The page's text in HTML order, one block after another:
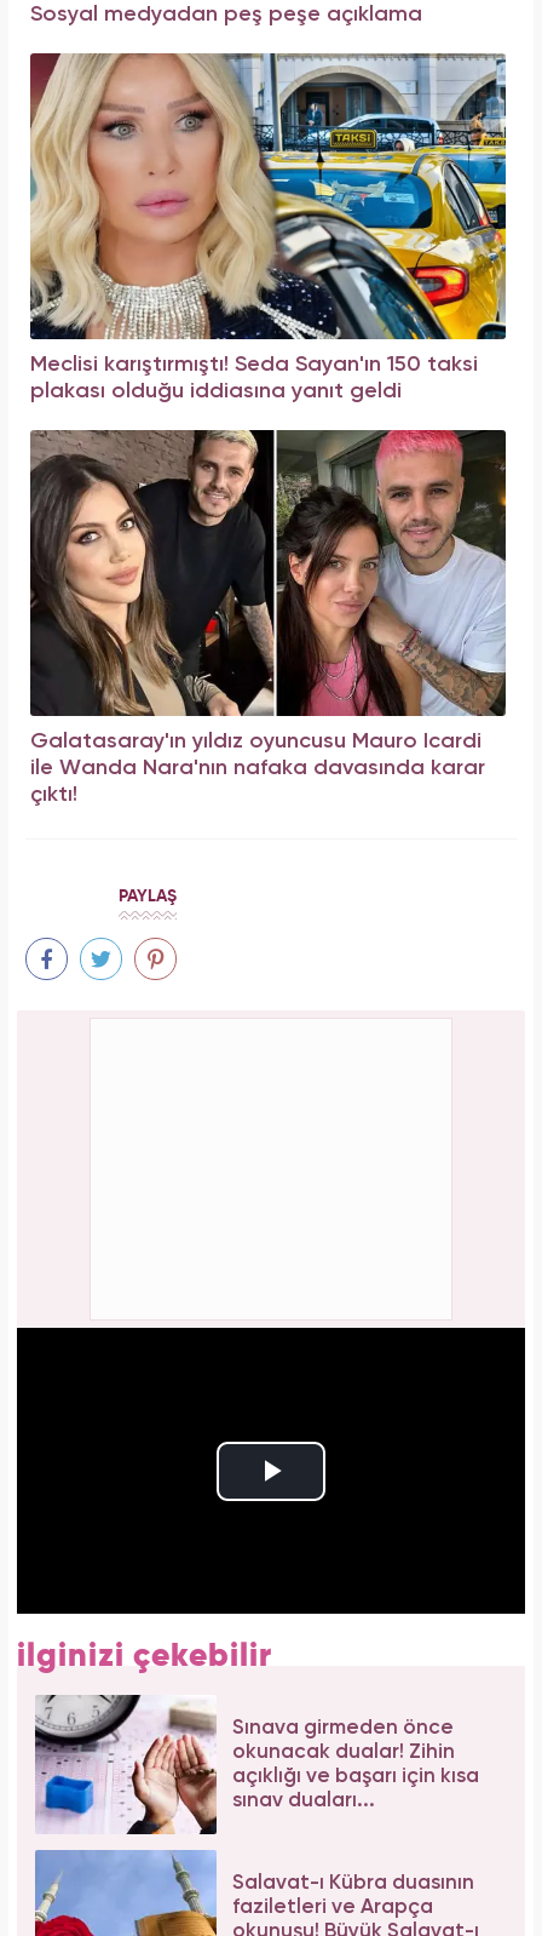
Sosyal medyadan peş peşe açıklama
Meclisi karıştırmıştı! Seda Sayan'ın 150 taksi
plakası olduğu iddiasına yanıt geldi
Galatasaray'ın yıldız oyuncusu Mauro Icardi
ile Wanda Nara'nın nafaka davasında karar
çıktı!
PAYLAŞ
ilginizi çekebilir
Sınava girmeden önce
okunacak dualar! Zihin
açıklığı ve başarı için kısa
sınav duaları...
Salavat-ı Kübra duasının
faziletleri ve Arapça
okunuşu! Büyük Salavat-ı